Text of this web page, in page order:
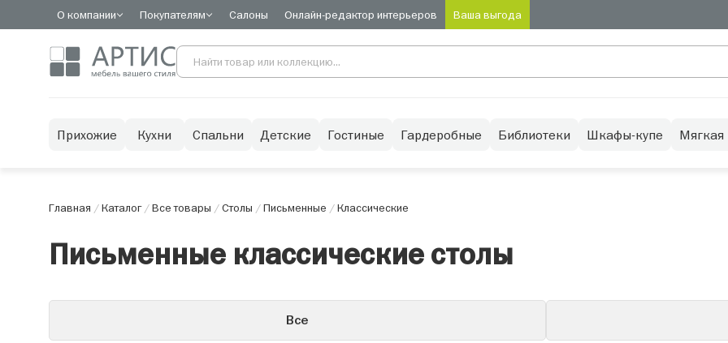
О компании Покупателям Салоны Онлайн-редактор интерьеров Ваша выгода
Прихожие Кухни Спальни Детские Гостиные Гардеробные Библиотеки Шкафы-купе Мягкая
Главная /Каталог/Все товары /Столы /Письменные /Классические
Письменные классические столы
Все